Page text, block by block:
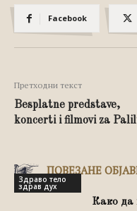
Facebook
Претходни текст
Besplatne predstave,
koncerti i filmovi za
ПОВЕЗАНЕ
Здраво тело
здрав дух
Како да